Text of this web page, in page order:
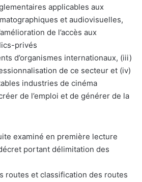
applicables aux
et audiovisuelles,
de l’accès aux
privés
d’organismes internationaux, (iii)
de ce secteur et (iv)
industries de cinéma
de l’emploi et de générer de la
examiné en première lecture
portant délimitation des
routes et classification des routes